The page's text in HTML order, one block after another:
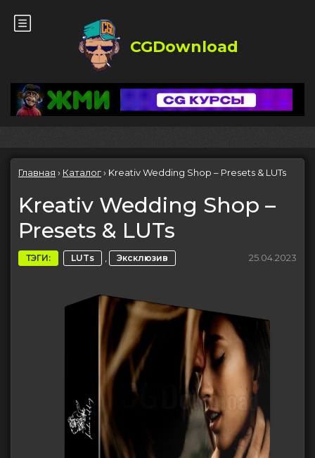
CGDownload
Главная › Каталог› Kreativ Wedding Shop – Presets & LUTs
Kreativ Wedding Shop –
Presets & LUTs
ТЭГИ: LUTs , Эксклюзив 25.04.2023